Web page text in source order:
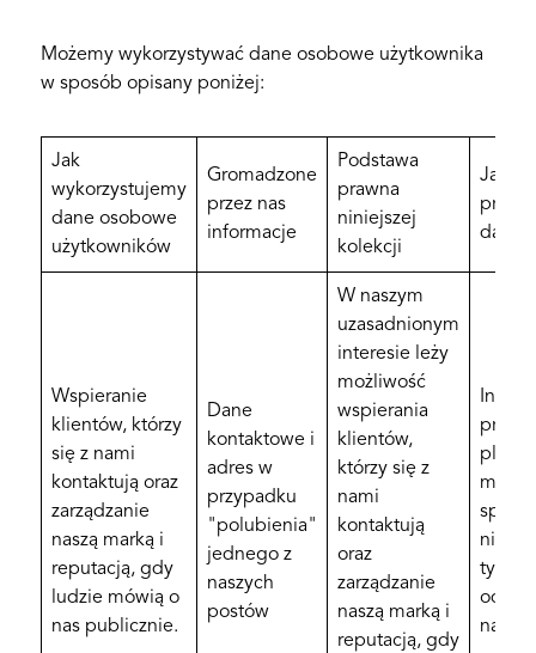
Możemy wykorzystywać dane osobowe użytkownika
w sposób opisany poniżej:
Jak
wykorzystujemy
dane osobowe
użytkowników
Gromadzone
przez nas
informacje
Podstawa
prawna
niniejszej
kolekcji
Jak
dane
Wspieranie
klientów, którzy
się z nami
kontaktują oraz
zarządzanie
naszą marką i
reputacją, gdy
ludzie mówią o
nas publicznie.
Dane
kontaktowe i
adres w
przypadku
"polubienia"
jednego z
naszych
postów
W naszym
uzasadnionym
interesie leży
możliwość
wspierania
klientów,
którzy się z
nami
kontaktują
oraz
zarządzanie
naszą marką i
reputacją, gdy
nie
tych